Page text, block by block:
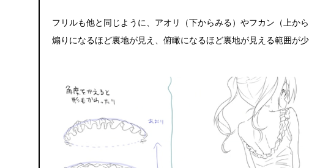
フリルも他と同じように、アオリ（下からみる）やフカン（上か
煽りになるほど裏地が見え、俯瞰になるほど裏地が見える範囲が少